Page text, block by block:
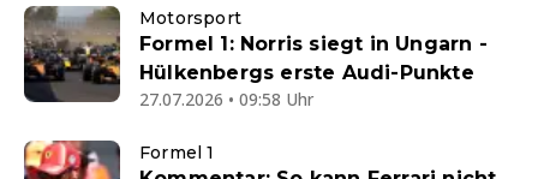
Motorsport
Formel 1: Norris siegt in Ungarn -
Hülkenbergs erste Audi-Punkte
27.07.2026 • 09:58 Uhr
Formel 1